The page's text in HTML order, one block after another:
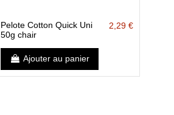
Pelote Cotton Quick Uni
50g chair
2,29 €
Ajouter au panier